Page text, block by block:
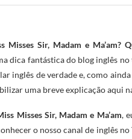
Sir, Madam e Ma’am?
dica fantástica do blog inglês
inglês de verdade e, como
uma breve explicação aqui
Misses Sir, Madam e Ma’am,
o nosso canal de inglês